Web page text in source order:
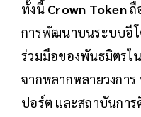
ทั้งนี้ Crown Tokenถื
การพัฒนาบนระบบอีโ
ร่วมมือของพันธมิตรใ
จากหลากหลายวงกา
ปอร์ต และสถาบันการ